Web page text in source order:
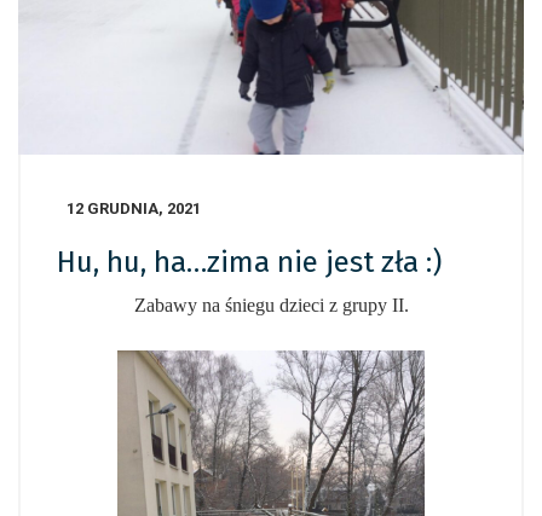
12 GRUDNIA, 2021
Hu, hu, ha…zima nie jest zła :)
Zabawy na śniegu dzieci z grupy II.